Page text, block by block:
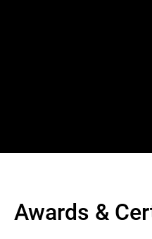
Awards &